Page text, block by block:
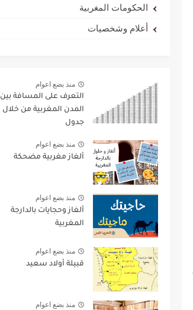
الحكومات المغربية
أعلام وشخصيات
منذ بضع اعوام
التعرف على المسافة بين
المدن المغربية من خلال
جدول
منذ بضع اعوام
ألغاز مغربية مضحكة
منذ بضع اعوام
ألغاز وحجايات بالدارجة
المغربية
منذ بضع اعوام
قبيلة أولاد سعيد
منذ بضع اعوام